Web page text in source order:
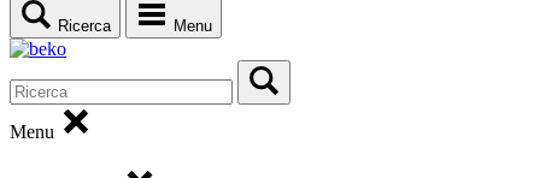
Ricerca Menu
Menu